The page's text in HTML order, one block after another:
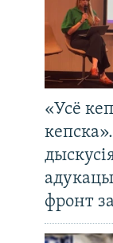
«Усё
фронт